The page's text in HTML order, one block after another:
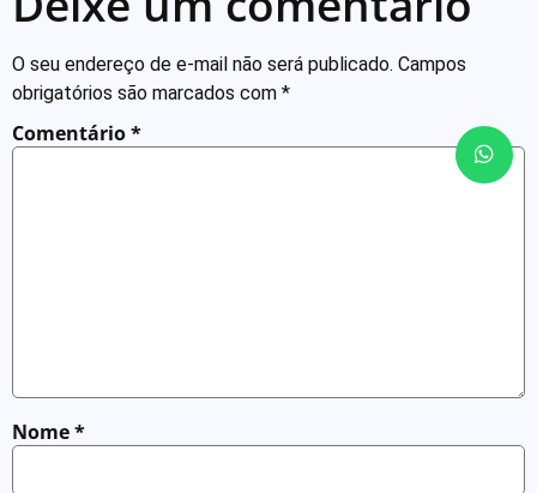
O seu endereço de e-mail não será publicado. Campos
obrigatórios são marcados com *
Comentário*
Nome*